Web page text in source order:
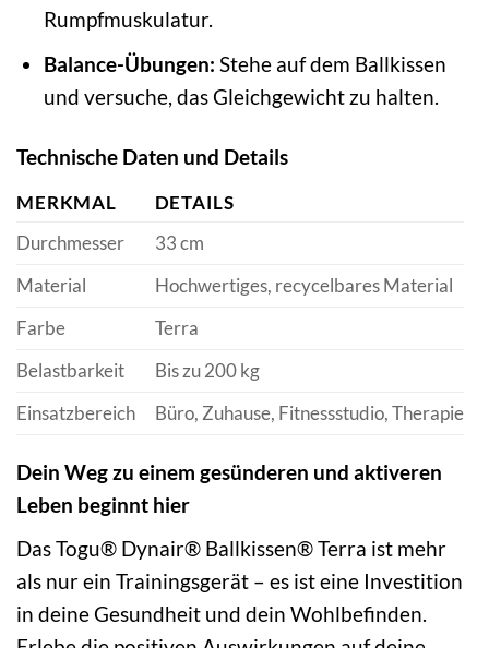
Rumpfmuskulatur.
Balance-Übungen: Stehe auf dem Ballkissen
und versuche, das Gleichgewicht zu halten.
Technische Daten und Details
MERKMAL
DETAILS
Durchmesser
33 cm
Material
Hochwertiges, recycelbares Material
Farbe
Terra
Belastbarkeit
Bis zu 200 kg
Einsatzbereich
Büro, Zuhause, Fitnessstudio, Therapie
Dein Weg zu einem gesünderen und aktiveren
Leben beginnt hier
Das Togu® Dynair® Ballkissen® Terra ist mehr
als nur ein Trainingsgerät – es ist eine Investition
in deine Gesundheit und dein Wohlbefinden.